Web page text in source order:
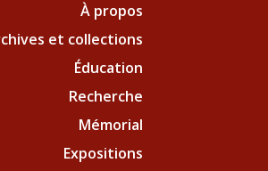
À propos
et collections
Éducation
Recherche
Mémorial
Expositions